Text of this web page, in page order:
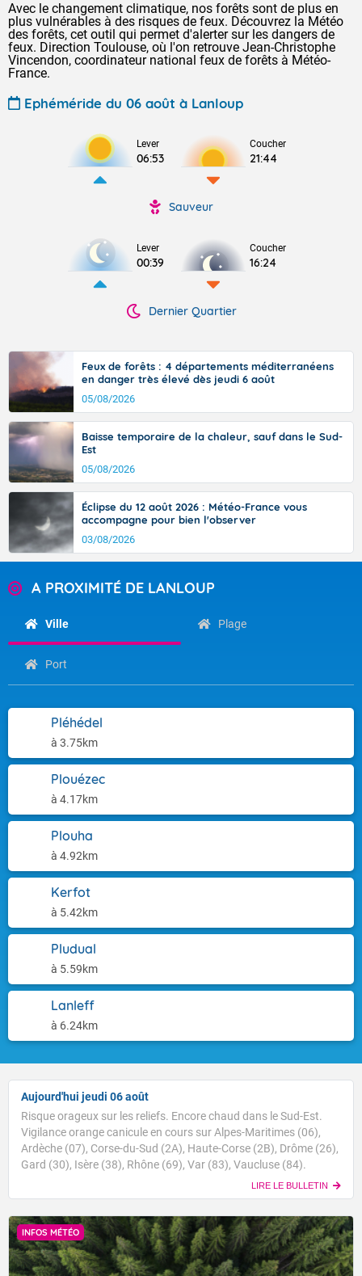
Avec le changement climatique, nos forêts sont de plus en
plus vulnérables à des risques de feux. Découvrez la Météo
des forêts, cet outil qui permet d'alerter sur les dangers de
feux. Direction Toulouse, où l'on retrouve Jean-Christophe
Vincendon, coordinateur national feux de forêts à Météo-
France.
Ephéméride du 06 août à Lanloup
Lever
06:53
Coucher
21:44
Sauveur
Lever
00:39
Coucher
16:24
Dernier Quartier
Feux de forêts : 4 départements méditerranéens
en danger très élevé dès jeudi 6 août
05/08/2026
Baisse temporaire de la chaleur, sauf dans le Sud-
Est
05/08/2026
Éclipse du 12 août 2026 : Météo-France vous
accompagne pour bien l'observer
03/08/2026
A PROXIMITÉ DE LANLOUP
Ville Plage
Port
Pléhédel
à 3.75km
Plouézec
à 4.17km
Plouha
à 4.92km
Kerfot
à 5.42km
Pludual
à 5.59km
Lanleff
à 6.24km
Aujourd'hui jeudi 06 août
Risque orageux sur les reliefs. Encore chaud dans le Sud-Est.
Vigilance orange canicule en cours sur Alpes-Maritimes (06),
Ardèche (07), Corse-du-Sud (2A), Haute-Corse (2B), Drôme (26),
Gard (30), Isère (38), Rhône (69), Var (83), Vaucluse (84).
LIRE LE BULLETIN
INFOS MÉTÉO